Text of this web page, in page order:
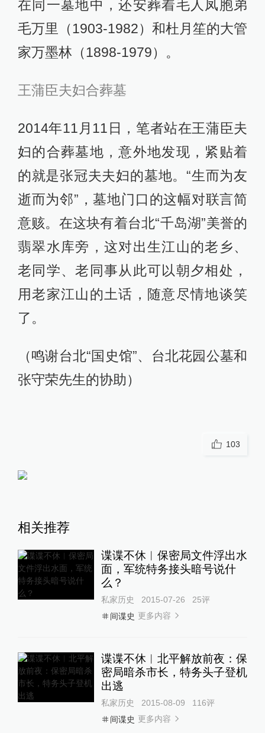
在同一墓地中，还安葬着毛人凤胞弟
毛万里（1903-1982）和杜月笙的大管
家万墨林（1898-1979）。
王蒲臣夫妇合葬墓
2014年11月11日，笔者站在王蒲臣夫
妇的合葬墓地，意外地发现，紧贴着
的就是张冠夫夫妇的墓地。“生而为友
逝而为邻”，墓地门口的这幅对联言简
意赅。在这块有着台北“千岛湖”美誉的
翡翠水库旁，这对出生江山的老乡、
老同学、老同事从此可以朝夕相处，
用老家江山的土话，随意尽情地谈笑
了。
（鸣谢台北“国史馆”、台北花园公墓和
张守荣先生的协助）
103
相关推荐
谍谍不休︱保密局文件浮出水
面，军统特务接头暗号说什
么？
私家历史 2015-07-26 25评
间谍史 更多内容
谍谍不休︱北平解放前夜：保
密局暗杀市长，特务头子登机
出逃
私家历史 2015-08-09 116评
间谍史 更多内容